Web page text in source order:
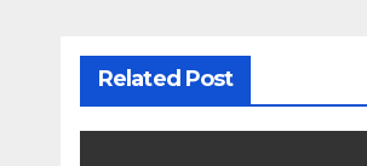
Related Post